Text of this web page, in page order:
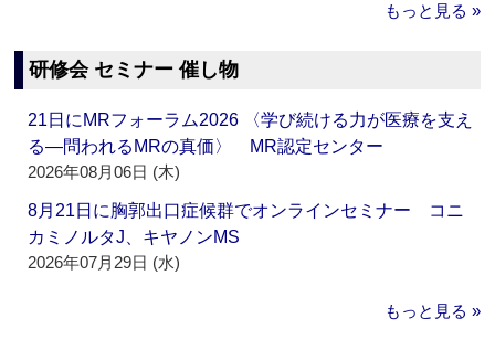
もっと見る »
研修会 セミナー 催し物
21日にMRフォーラム2026 〈学び続ける力が医療を支え
る―問われるMRの真価〉 MR認定センター
2026年08月06日 (木)
8月21日に胸郭出口症候群でオンラインセミナー コニ
カミノルタJ、キヤノンMS
2026年07月29日 (水)
もっと見る »